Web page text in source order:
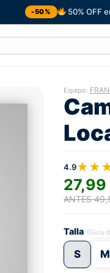
-50% 50% OFF
Equipo:
4.9
27,99
ANTES
Talla (Guía
S M